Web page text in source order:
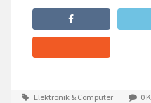
Elektronik & Computer 0